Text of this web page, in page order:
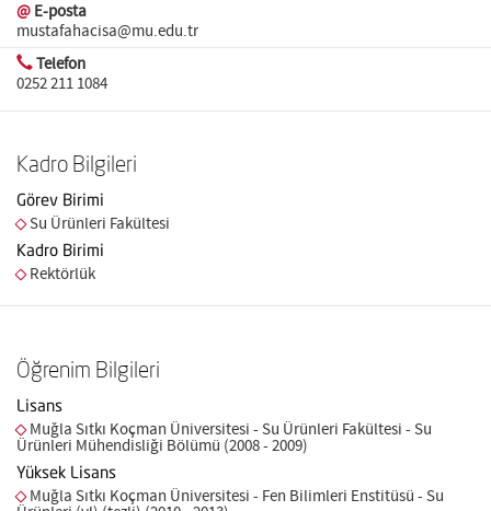
@ E-posta
mustafahacisa@mu.edu.tr
Telefon
0252 211 1084
Kadro Bilgileri
Görev Birimi
Su Ürünleri Fakültesi
Kadro Birimi
Rektörlük
Öğrenim Bilgileri
Lisans
Muğla Sıtkı Koçman Üniversitesi - Su Ürünleri Fakültesi - Su
Ürünleri Mühendisliği Bölümü (2008 - 2009)
Yüksek Lisans
Muğla Sıtkı Koçman Üniversitesi - Fen Bilimleri Enstitüsü - Su